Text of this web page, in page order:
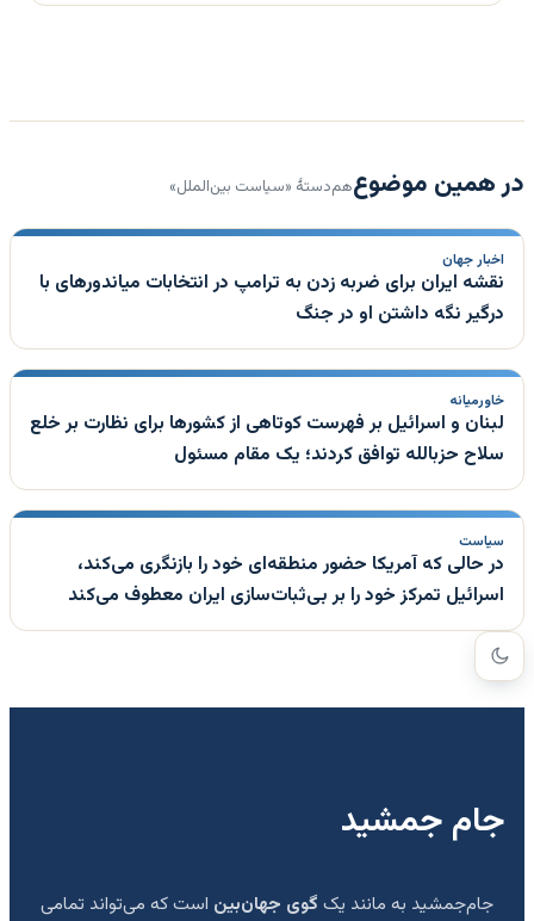
در همین موضوعهم‌دستهٔ «سیاست بین‌الملل»
اخبار جهان
نقشه ایران برای ضربه زدن به ترامپ در انتخابات میاندورهای با
درگیر نگه داشتن او در جنگ
خاورمیانه
لبنان و اسرائیل بر فهرست کوتاهی از کشورها برای نظارت بر خلع
سلاح حزبالله توافق کردند؛ یک مقام مسئول
سیاست
در حالی که آمریکا حضور منطقه‌ای خود را بازنگری می‌کند،
اسرائیل تمرکز خود را بر بی‌ثبات‌سازی ایران معطوف می‌کند
جام جمشید
جام‌جمشید به مانند یک گوی جهان‌بین است که می‌تواند تمامی